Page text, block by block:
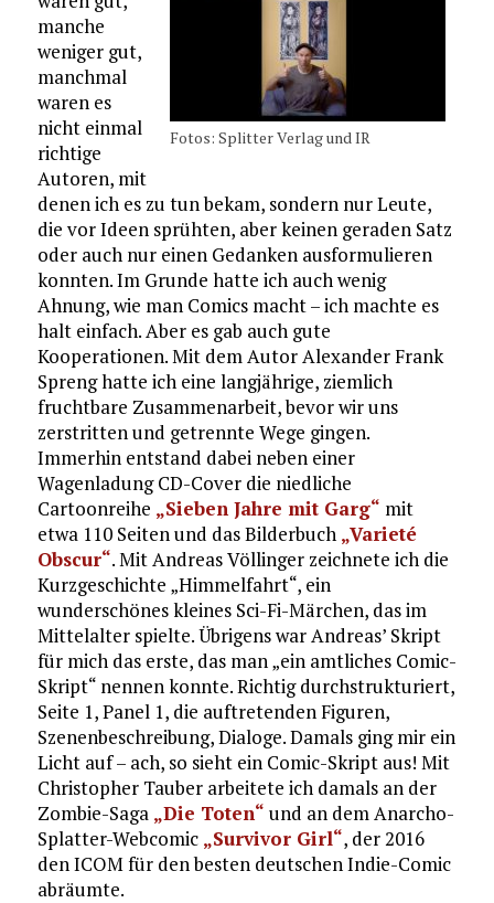
Fotos: Splitter Verlag und IR
manche
weniger gut,
manchmal
waren es
nicht einmal
richtige
Autoren, mit
denen ich es zu tun bekam, sondern nur Leute,
die vor Ideen sprühten, aber keinen geraden Satz
oder auch nur einen Gedanken ausformulieren
konnten. Im Grunde hatte ich auch wenig
Ahnung, wie man Comics macht – ich machte es
halt einfach. Aber es gab auch gute
Kooperationen. Mit dem Autor Alexander Frank
Spreng hatte ich eine langjährige, ziemlich
fruchtbare Zusammenarbeit, bevor wir uns
zerstritten und getrennte Wege gingen.
Immerhin entstand dabei neben einer
Wagenladung CD-Cover die niedliche
Cartoonreihe „Sieben Jahre mit Garg“ mit
etwa 110 Seiten und das Bilderbuch „Varieté
Obscur“. Mit Andreas Völlinger zeichnete ich die
Kurzgeschichte „Himmelfahrt“, ein
wunderschönes kleines Sci-Fi-Märchen, das im
Mittelalter spielte. Übrigens war Andreas’ Skript
für mich das erste, das man „ein amtliches Comic-
Skript“ nennen konnte. Richtig durchstrukturiert,
Seite 1, Panel 1, die auftretenden Figuren,
Szenenbeschreibung, Dialoge. Damals ging mir ein
Licht auf – ach, so sieht ein Comic-Skript aus! Mit
Christopher Tauber arbeitete ich damals an der
Zombie-Saga „Die Toten“ und an dem Anarcho-
Splatter-Webcomic „Survivor Girl“, der 2016
den ICOM für den besten deutschen Indie-Comic
abräumte.